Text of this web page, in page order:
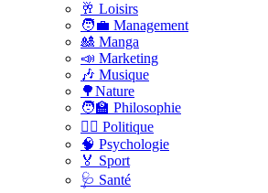
🥂 Loisirs
🧑‍💼 Management
🎎 Manga
📣 Marketing
🎶 Musique
🌳Nature
🧑‍🏫 Philosophie
👨‍⚖️ Politique
🧠 Psychologie
🏅 Sport
🩺 Santé